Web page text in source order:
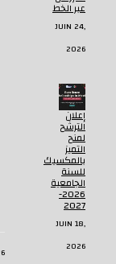
عبر الخط
JUIN 24,
2026
إعلان
الترشح
لمنح
التميز
بالمكسيك
للسنة
الجامعية
2026-
2027
JUIN 18,
2026